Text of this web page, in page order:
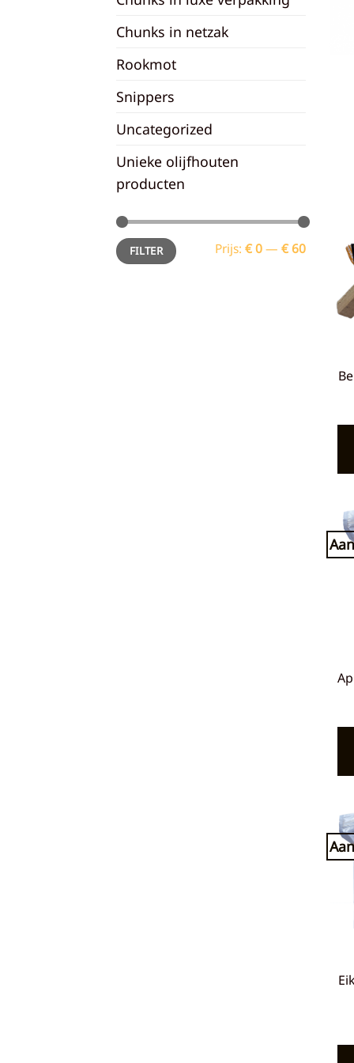
Chunks in netzak
Rookmot
Snippers
Uncategorized
Unieke olijfhouten
producten
Min.
prijs
Max.
prijsFILTER Prijs: € 0— € 60